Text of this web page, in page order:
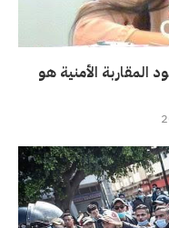
الأمنية هو